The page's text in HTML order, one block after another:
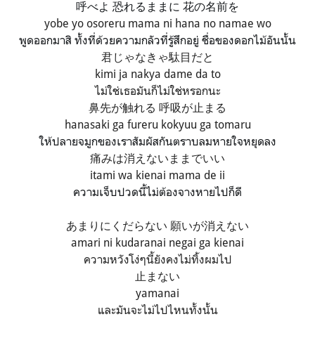
呼べよ 恐れるままに 花の名前を
yobe yo osoreru mama ni hana no namae wo
พูดออกมาสิ ทั้งที่ด้วยความกลัวที่รู้สึกอยู่ ชื่อของดอกไม้อันนั้น
君じゃなきゃ駄目だと
kimi ja nakya dame da to
ไม่ใช่เธอมันก็ไม่ใช่หรอกนะ
鼻先が触れる 呼吸が止まる
hanasaki ga fureru kokyuu ga tomaru
ให้ปลายจมูกของเราสัมผัสกันตราบลมหายใจหยุดลง
痛みは消えないままでいい
itami wa kienai mama de ii
ความเจ็บปวดนี้ไม่ต้องจางหายไปก็ดี
あまりにくだらない 願いが消えない
amari ni kudaranai negai ga kienai
ความหวังโง่ๆนี้ยังคงไม่ทิ้งผมไป
止まない
yamanai
และมันจะไม่ไปไหนทั้งนั้น